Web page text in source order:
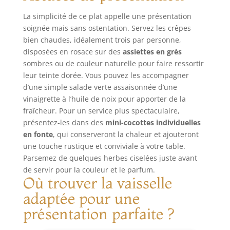
LACTOSE ET BIEN
AU-DELÀ : La
clarification
élimine quasi
intégralement le
lactose et la
caséine - le ghee
est naturellement
toléré par la
plupart des
personnes
intolérantes au
lactose. Ancré
dans la tradition
ayurvédique
depuis des
millénaires,
compatible avec
les régimes paléo
et keto.
poêle est en inox.
Cela permet une
préhension
ergonomique, tout
en restant froide.
TOUS FEUX : Les
ustensiles de la
gamme CARBONE
PLUS De Buyer
nécessite un
culottage dès la
première
utilisation. Elle est
compatible avec
tous types de feu,
dont induction.
Déglacez et rincez
à l'eau chaude,
d'abeille lui offrant
une protection
temporaire contre
l'oxydation, la
poêle à blinis en
acier MINERAL B
De Buyer a un effet
antiadhésif
naturel. Un
culottage est
nécessaire à la
première
utilisation et l'effet
anti-adhérent
s'améliore
progressivement.
poêle à blinis
MINERAL B De
La simplicité de ce plat appelle une présentation
soignée mais sans ostentation. Servez les crêpes
bien chaudes, idéalement trois par personne,
disposées en rosace sur des assiettes en grès
sombres ou de couleur naturelle pour faire ressortir
leur teinte dorée. Vous pouvez les accompagner
d’une simple salade verte assaisonnée d’une
vinaigrette à l’huile de noix pour apporter de la
fraîcheur. Pour un service plus spectaculaire,
présentez-les dans des mini-cocottes individuelles
en fonte, qui conserveront la chaleur et ajouteront
une touche rustique et conviviale à votre table.
Parsemez de quelques herbes ciselées juste avant
de servir pour la couleur et le parfum.
Où trouver la vaisselle
adaptée pour une
présentation parfaite ?